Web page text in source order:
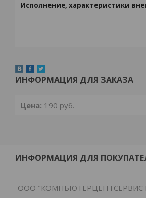
Исполнение, характеристики
ИНФОРМАЦИЯ ДЛЯ ЗАКАЗА
Цена: 190 руб.
ИНФОРМАЦИЯ ДЛЯ
ООО "КОМПЬЮТЕРЦЕНТСЕРВИС